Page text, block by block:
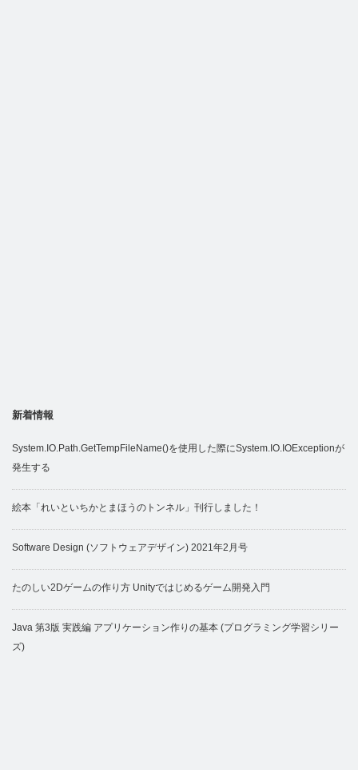
新着情報
System.IO.Path.GetTempFileName()を使用した際にSystem.IO.IOExceptionが
発生する
絵本「れいといちかとまほうのトンネル」刊行しました！
Software Design (ソフトウェアデザイン) 2021年2月号
たのしい2Dゲームの作り方 Unityではじめるゲーム開発入門
Java 第3版 実践編 アプリケーション作りの基本 (プログラミング学習シリー
ズ)